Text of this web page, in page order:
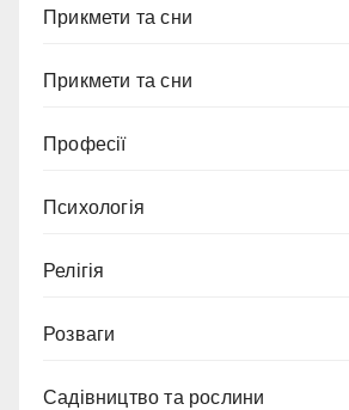
Прикмети та сни
Прикмети та сни
Професії
Психологія
Релігія
Розваги
Садівництво та рослини